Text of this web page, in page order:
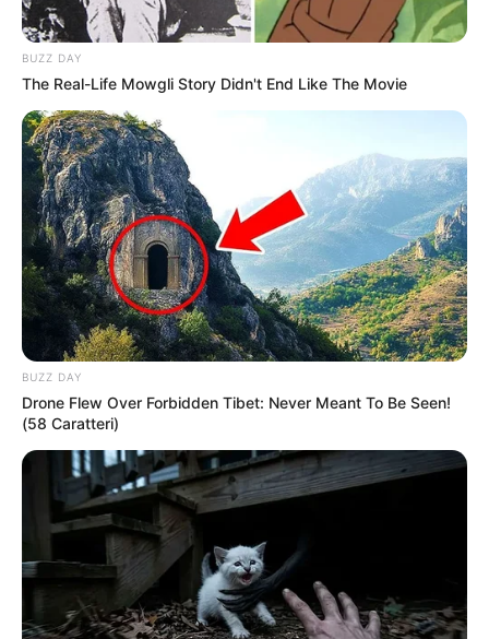
(foto: instagram/amelalvireal)
BUZZ DAY
The Real-Life Mowgli Story Didn't End Like The Movie
BUZZ DAY
Drone Flew Over Forbidden Tibet: Never Meant To Be Seen!
(58 Caratteri)